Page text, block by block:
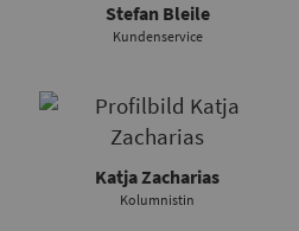
Stefan Bleile
Kundenservice
Katja Zacharias
Kolumnistin